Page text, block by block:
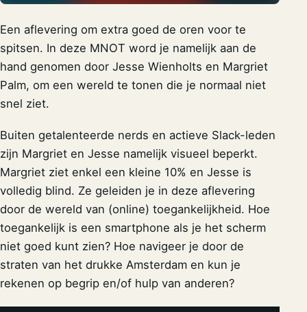
Een aflevering om extra goed de oren voor te
spitsen. In deze MNOT word je namelijk aan de
hand genomen door Jesse Wienholts en Margriet
Palm, om een wereld te tonen die je normaal niet
snel ziet.
Buiten getalenteerde nerds en actieve Slack-leden
zijn Margriet en Jesse namelijk visueel beperkt.
Margriet ziet enkel een kleine 10% en Jesse is
volledig blind. Ze geleiden je in deze aflevering
door de wereld van (online) toegankelijkheid. Hoe
toegankelijk is een smartphone als je het scherm
niet goed kunt zien? Hoe navigeer je door de
straten van het drukke Amsterdam en kun je
rekenen op begrip en/of hulp van anderen?